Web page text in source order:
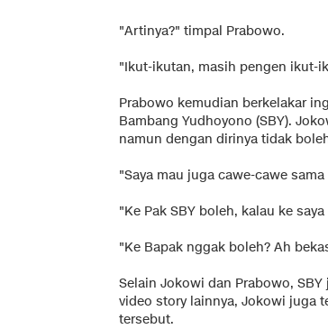
"Artinya?" timpal Prabowo.
"Ikut-ikutan, masih pengen ikut-
Prabowo kemudian berkelakar
Bambang Yudhoyono (SBY).
namun dengan dirinya tidak
"Saya mau juga cawe-cawe
"Ke Pak SBY boleh, kalau ke
"Ke Bapak nggak boleh? Ah
Selain Jokowi dan Prabowo,
video story lainnya, Jokowi juga
tersebut.